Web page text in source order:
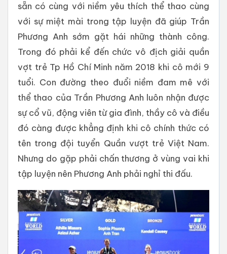
sẵn có cùng với niềm yêu thích thể thao cùng
với sự miệt mài trong tập luyện đã giúp Trần
Phương Anh sớm gặt hái những thành công.
Trong đó phải kể đến chức vô địch giải quần
vợt trẻ Tp Hồ Chí Minh năm 2018 khi cô mới 9
tuổi. Con đường theo đuổi niềm đam mê với
thể thao của Trần Phương Anh luôn nhận được
sự cổ vũ, động viên từ gia đình, thầy cô và điều
đó càng được khẳng định khi cô chính thức có
tên trong đội tuyển Quần vượt trẻ Việt Nam.
Nhưng do gặp phải chấn thương ở vùng vai khi
tập luyện nên Phương Anh phải nghỉ thi đấu.